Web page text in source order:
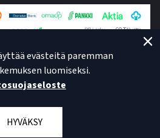
evästeitä paremman
luomiseksi.
HYVÄKSY